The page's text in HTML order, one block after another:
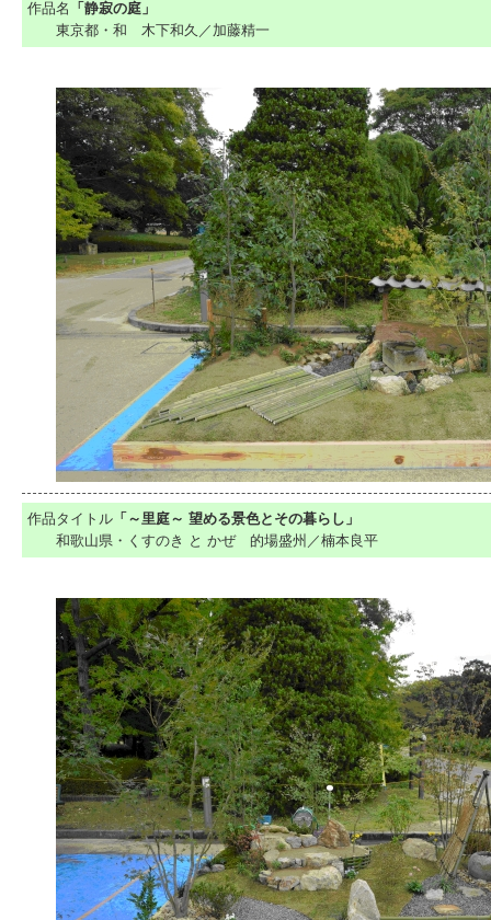
作品名 「静寂の庭」
東京都・和 木下和久／加藤精一
作品タイトル 「～里庭～ 望める景色とその暮らし」
和歌山県・くすのき と かぜ 的場盛州／楠本良平